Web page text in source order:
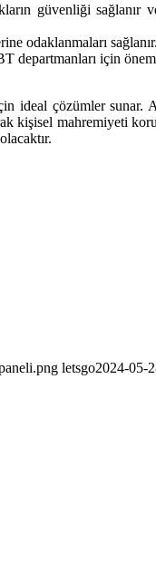
güvenliği sağlanır
odaklanmaları
departmanları için
ideal çözümler sunar.
kişisel mahremiyeti
letsgo2024-05-